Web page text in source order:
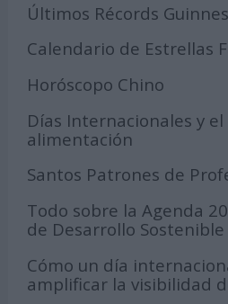
Últimos Récords
Calendario de Estrellas
Horóscopo Chino
Días Internacionales y
alimentación
Santos Patrones de
Todo sobre la Agenda
de Desarrollo Sostenible
Cómo un día
amplificar la visibilidad